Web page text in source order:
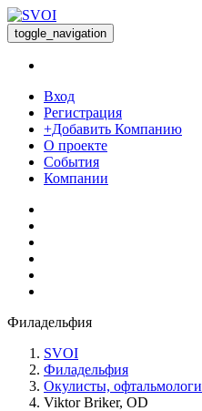
toggle_navigation
Вход
Регистрация
+Добавить Компанию
О проекте
События
Компании
Филадельфия
SVOI
Филадельфия
Окулисты, офтальмологи
Viktor Briker, OD